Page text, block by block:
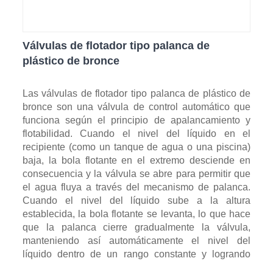
Válvulas de flotador tipo palanca de
plástico de bronce
Las válvulas de flotador tipo palanca de plástico de
bronce son una válvula de control automático que
funciona según el principio de apalancamiento y
flotabilidad. Cuando el nivel del líquido en el
recipiente (como un tanque de agua o una piscina)
baja, la bola flotante en el extremo desciende en
consecuencia y la válvula se abre para permitir que
el agua fluya a través del mecanismo de palanca.
Cuando el nivel del líquido sube a la altura
establecida, la bola flotante se levanta, lo que hace
que la palanca cierre gradualmente la válvula,
manteniendo así automáticamente el nivel del
líquido dentro de un rango constante y logrando